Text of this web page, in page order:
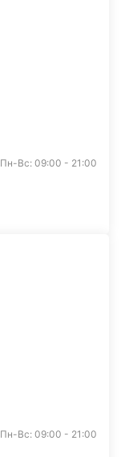
Пн-Вс: 09:00 - 21:00
Пн-Вс: 09:00 - 21:00